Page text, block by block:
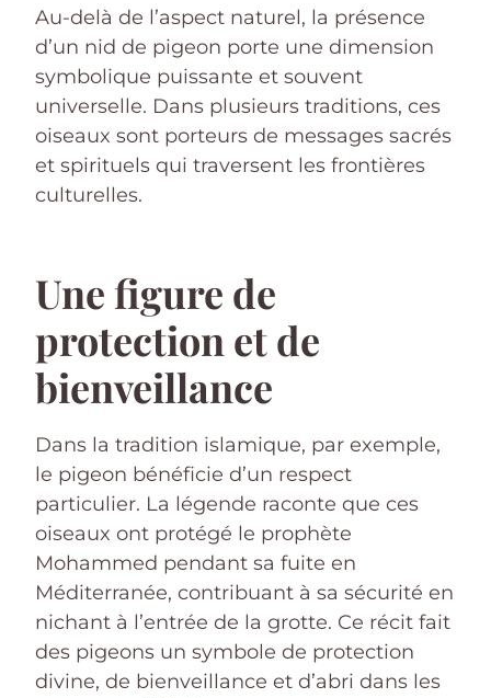
Au-delà de l’aspect naturel, la présence
d’un nid de pigeon porte une dimension
symbolique puissante et souvent
universelle. Dans plusieurs traditions, ces
oiseaux sont porteurs de messages sacrés
et spirituels qui traversent les frontières
culturelles.
Une figure de
protection et de
bienveillance
Dans la tradition islamique, par exemple,
le pigeon bénéficie d’un respect
particulier. La légende raconte que ces
oiseaux ont protégé le prophète
Mohammed pendant sa fuite en
Méditerranée, contribuant à sa sécurité en
nichant à l’entrée de la grotte. Ce récit fait
des pigeons un symbole de protection
divine, de bienveillance et d’abri dans les